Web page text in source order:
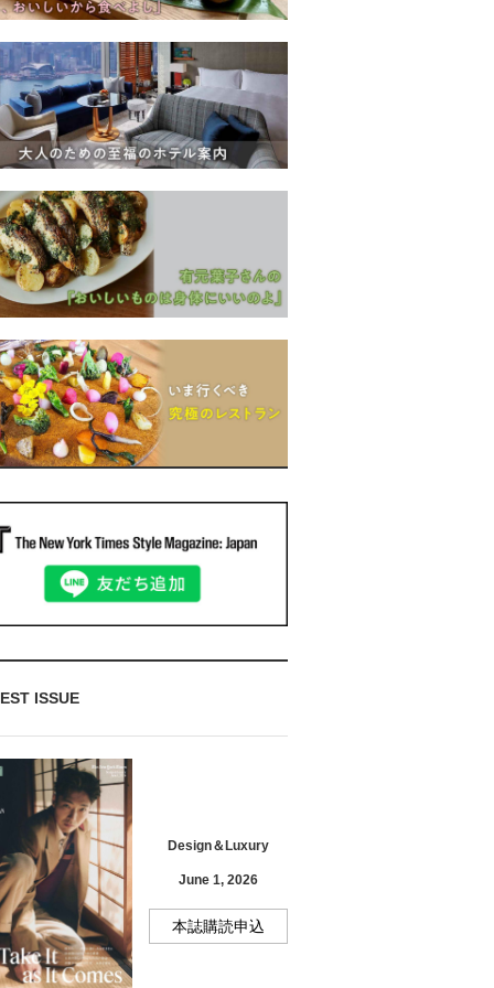
ISSUE
Design＆Luxury
June 1, 2026
本誌購読申込